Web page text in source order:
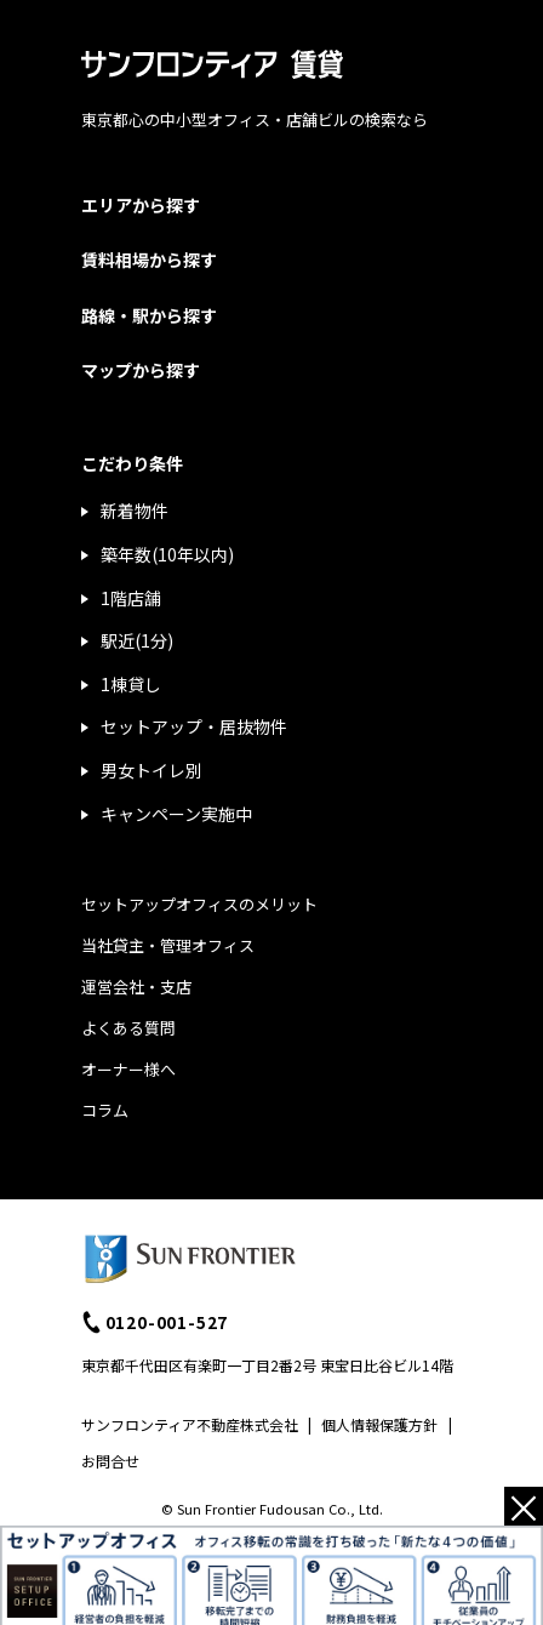
東京都心の中小型オフィス・店舗ビルの検索なら
エリアから探す
賃料相場から探す
路線・駅から探す
マップから探す
こだわり条件
新着物件
築年数(10年以内)
1階店舗
駅近(1分)
1棟貸し
セットアップ・居抜物件
男女トイレ別
キャンペーン実施中
運営会社・支店
よくある質問
当社貸主・管理オフィス
オーナー様へ
コラム
セットアップオフィスのメリット
サンフロンティア不動産株式会社 | 個人情報保護方針 |
お問合せ
0120-001-527
東京都千代田区有楽町一丁目2番2号 東宝日比谷ビル14階
© Sun Frontier Fudousan Co., Ltd. ×